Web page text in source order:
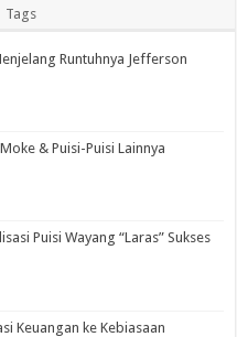
Tags
Runtuhnya Jefferson
& Puisi-Puisi Lainnya
Puisi Wayang “Laras” Sukses
Keuangan ke Kebiasaan